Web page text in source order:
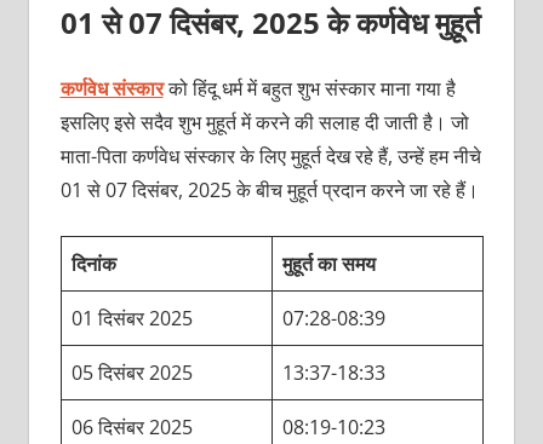
01 से 07 दिसंबर, 2025 के कर्णवेध मुहूर्त
कर्णवेध संस्कारको हिंदू धर्म में बहुत शुभ संस्कार माना गया है
इसलिए इसे सदैव शुभ मुहूर्त में करने की सलाह दी जाती है। जो
माता-पिता कर्णवेध संस्कार के लिए मुहूर्त देख रहे हैं, उन्हें हम नीचे
01 से 07 दिसंबर, 2025 के बीच मुहूर्त प्रदान करने जा रहे हैं।
दिनांक मुहूर्त का समय
01 दिसंबर 2025 07:28-08:39
05 दिसंबर 2025 13:37-18:33
06 दिसंबर 2025 08:19-10:23